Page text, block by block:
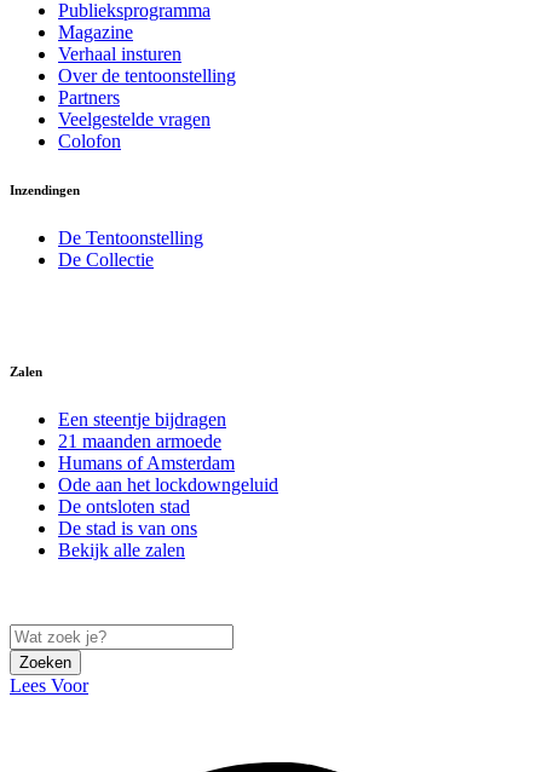
Publieksprogramma
Magazine
Verhaal insturen
Over de tentoonstelling
Partners
Veelgestelde vragen
Colofon
Inzendingen
De Tentoonstelling
De Collectie
Zalen
Een steentje bijdragen
21 maanden armoede
Humans of Amsterdam
Ode aan het lockdowngeluid
De ontsloten stad
De stad is van ons
Bekijk alle zalen
Zoeken
Lees Voor